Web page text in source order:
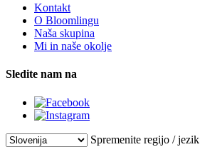
Kontakt
O Bloomlingu
Naša skupina
Mi in naše okolje
Sledite nam na
Spremenite regijo / jezik